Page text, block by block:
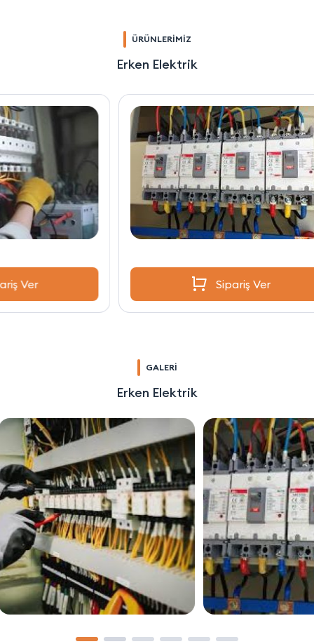
ÜRÜNLERİMİZ
Erken Elektrik
Sipariş Ver
GALERİ
Erken Elektrik